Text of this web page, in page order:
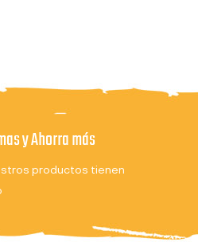
y Ahorra más
productos tienen